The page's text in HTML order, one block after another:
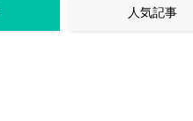
人気記事